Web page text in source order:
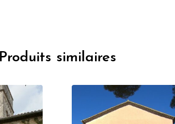
Produits similaires